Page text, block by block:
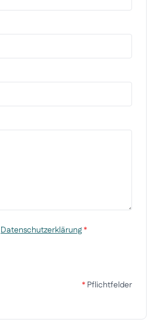
Datenschutzerklärung*
* Pflichtfelder